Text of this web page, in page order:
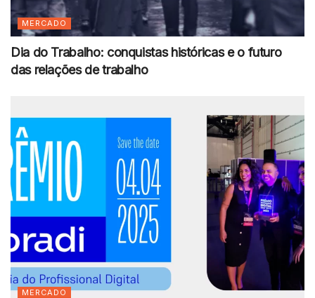
MERCADO
Dia do Trabalho: conquistas históricas e o futuro
das relações de trabalho
MERCADO